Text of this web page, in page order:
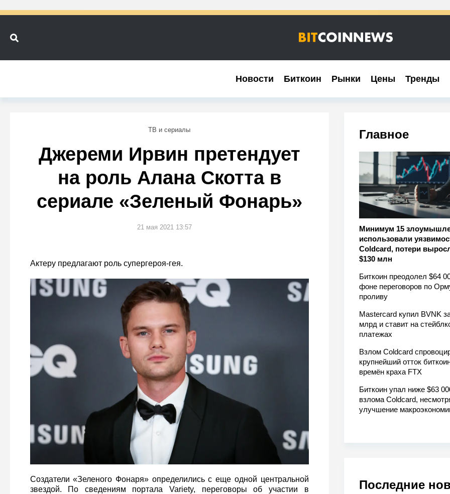
Новости Биткоин Рынки Цены Тренды
Новости Биткоин Рынки Цены Тренды
Главное
Минимум 15
использовали
Coldcard, потери
$130 млн
Биткоин преодолел $64
фоне переговоров по
проливу
Mastercard купил BVNK
млрд и ставит на
платежах
Взлом Coldcard
крупнейший отток
времён краха FTX
Биткоин упал ниже $63
взлома Coldcard,
улучшение
Последние
ТВ и сериалы
Джереми Ирвин претендует
на роль Алана Скотта в
сериале «Зеленый Фонарь»
21 мая 2021 13:57
Актеру предлагают роль супергероя-гея.
Создатели «Зеленого Фонаря» определились с еще одной центральной
звездой. По сведениям портала Variety, переговоры об участии в